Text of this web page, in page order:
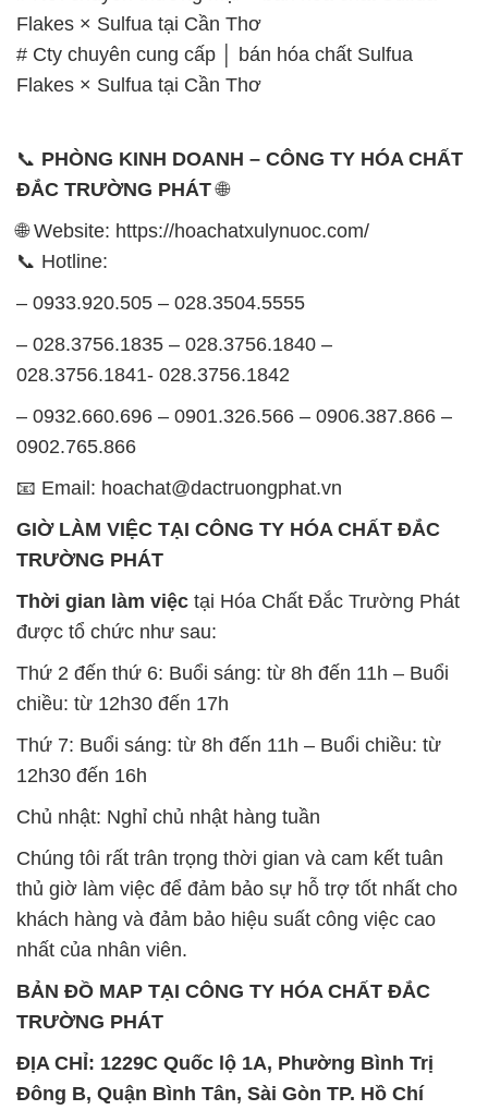
Flakes × Sulfua tại Cần Thơ
# Cty chuyên cung cấp │ bán hóa chất Sulfua
Flakes × Sulfua tại Cần Thơ
📞 PHÒNG KINH DOANH – CÔNG TY HÓA CHẤT
ĐẮC TRƯỜNG PHÁT🌐
🌐 Website: https://hoachatxulynuoc.com/
📞 Hotline:
– 0933.920.505 – 028.3504.5555
– 028.3756.1835 – 028.3756.1840 –
028.3756.1841- 028.3756.1842
– 0932.660.696 – 0901.326.566 – 0906.387.866 –
0902.765.866
📧 Email: hoachat@dactruongphat.vn
GIỜ LÀM VIỆC TẠI CÔNG TY HÓA CHẤT ĐẮC
TRƯỜNG PHÁT
Thời gian làm việc tại Hóa Chất Đắc Trường Phát
được tổ chức như sau:
Thứ 2 đến thứ 6: Buổi sáng: từ 8h đến 11h – Buổi
chiều: từ 12h30 đến 17h
Thứ 7: Buổi sáng: từ 8h đến 11h – Buổi chiều: từ
12h30 đến 16h
Chủ nhật: Nghỉ chủ nhật hàng tuần
Chúng tôi rất trân trọng thời gian và cam kết tuân
thủ giờ làm việc để đảm bảo sự hỗ trợ tốt nhất cho
khách hàng và đảm bảo hiệu suất công việc cao
nhất của nhân viên.
BẢN ĐỒ MAP TẠI CÔNG TY HÓA CHẤT ĐẮC
TRƯỜNG PHÁT
ĐỊA CHỈ: 1229C Quốc lộ 1A, Phường Bình Trị
Đông B, Quận Bình Tân, Sài Gòn TP. Hồ Chí